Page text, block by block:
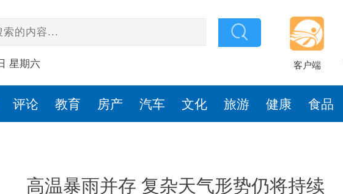
星期六 客户端
评论 教育 房产 汽车 文化 旅游 健康 食品
高温暴雨并存 复杂天气形势仍将持续